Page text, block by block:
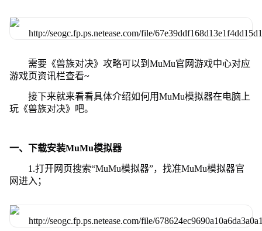
需要《兽族对决》攻略可以到MuMu官网游戏中心对应
游戏页资讯栏查看~
接下来就来看看具体介绍如何用MuMu模拟器在电脑上
玩《兽族对决》吧。
一、下载安装MuMu模拟器
1.打开网页搜索“MuMu模拟器”，找准MuMu模拟器官
网进入；